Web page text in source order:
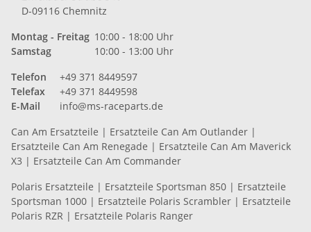
D-09116 Chemnitz
Montag - Freitag 10:00 - 18:00 Uhr
Samstag
10:00 - 13:00 Uhr
Telefon
+49 371 8449597
Telefax
+49 371 8449598
E-Mail
info@ms-raceparts.de
Can Am Ersatzteile | Ersatzteile Can Am Outlander |
Ersatzteile Can Am Renegade | Ersatzteile Can Am Maverick
X3 | Ersatzteile Can Am Commander
Polaris Ersatzteile | Ersatzteile Sportsman 850 | Ersatzteile
Sportsman 1000 | Ersatzteile Polaris Scrambler | Ersatzteile
Polaris RZR | Ersatzteile Polaris Ranger